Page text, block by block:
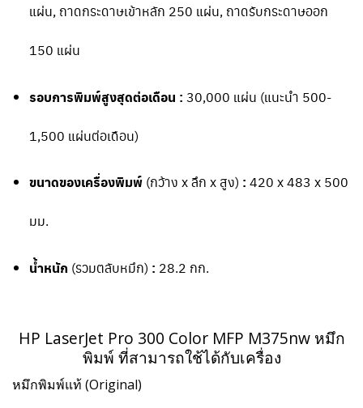
แผ่น, ถาดกระดาษเข้าหลัก 250 แผ่น, ถาดรับกระดาษออก
150 แผ่น
รอบการพิมพ์สูงสุดต่อเดือน : 30,000 แผ่น (แนะนำ 500-
1,500 แผ่นต่อเดือน)
ขนาดของเครื่องพิมพ์ (กว้าง x ลึก x สูง) : 420 x 483 x 500
มม.
น้ำหนัก (รวมตลับหมึก) : 28.2 กก.
HP LaserJet Pro 300 Color MFP M375nw หมึก
พิมพ์ ที่สามารถใช้ได้กับเครื่อง
หมึกพิมพ์แท้ (Original)